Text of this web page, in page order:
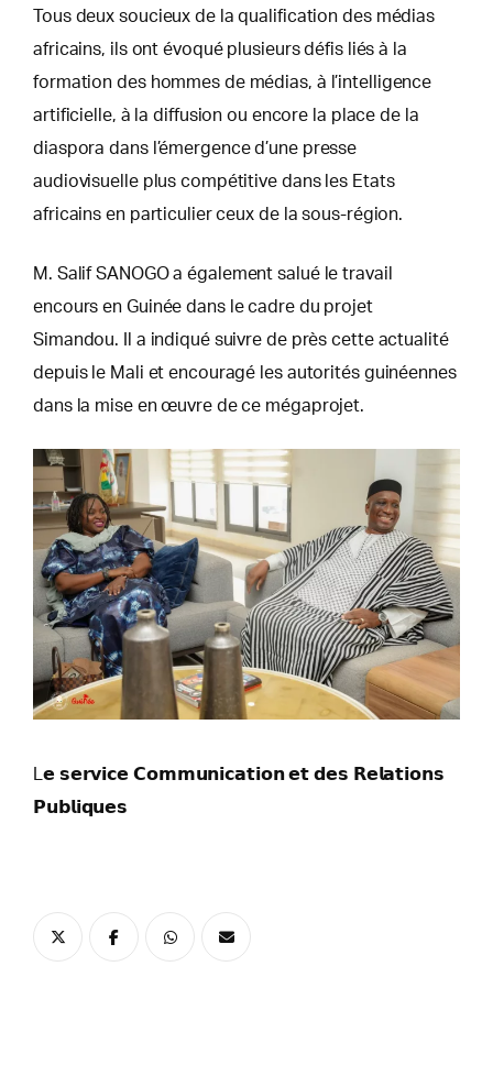
Tous deux soucieux de la qualification des médias
africains, ils ont évoqué plusieurs défis liés à la
formation des hommes de médias, à l’intelligence
artificielle, à la diffusion ou encore la place de la
diaspora dans l’émergence d’une presse
audiovisuelle plus compétitive dans les Etats
africains en particulier ceux de la sous-région.
M. Salif SANOGO a également salué le travail
encours en Guinée dans le cadre du projet
Simandou. Il a indiqué suivre de près cette actualité
depuis le Mali et encouragé les autorités guinéennes
dans la mise en œuvre de ce mégaprojet.
L𝗲 𝘀𝗲𝗿𝘃𝗶𝗰𝗲 𝗖𝗼𝗺𝗺𝘂𝗻𝗶𝗰𝗮𝘁𝗶𝗼𝗻 𝗲𝘁 𝗱𝗲𝘀 𝗥𝗲𝗹𝗮𝘁𝗶𝗼𝗻𝘀
𝗣𝘂𝗯𝗹𝗶𝗾𝘂𝗲𝘀